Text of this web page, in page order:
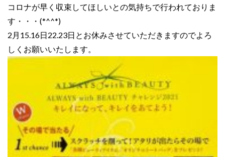
コロナが早く収束してほしいとの気持ちで行われておりま
す・・・(*^^*)
2月15.16日22.23日とお休みさせていただきますのでよろ
しくお願いいたします。